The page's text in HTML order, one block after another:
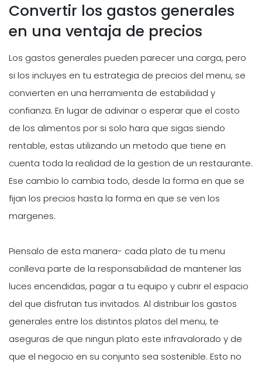
Convertir los gastos generales
en una ventaja de precios
Los gastos generales pueden parecer una carga, pero
si los incluyes en tu estrategia de precios del menu, se
convierten en una herramienta de estabilidad y
confianza. En lugar de adivinar o esperar que el costo
de los alimentos por si solo hara que sigas siendo
rentable, estas utilizando un metodo que tiene en
cuenta toda la realidad de la gestion de un restaurante.
Ese cambio lo cambia todo, desde la forma en que se
fijan los precios hasta la forma en que se ven los
margenes.
Piensalo de esta manera- cada plato de tu menu
conlleva parte de la responsabilidad de mantener las
luces encendidas, pagar a tu equipo y cubrir el espacio
del que disfrutan tus invitados. Al distribuir los gastos
generales entre los distintos platos del menu, te
aseguras de que ningun plato este infravalorado y de
que el negocio en su conjunto sea sostenible. Esto no